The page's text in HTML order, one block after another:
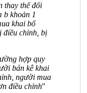
thay thế đối
b khoản 1
khai bổ
điều chỉnh, bị
hợp quy
bán kê khai
người mua
điều chỉnh"